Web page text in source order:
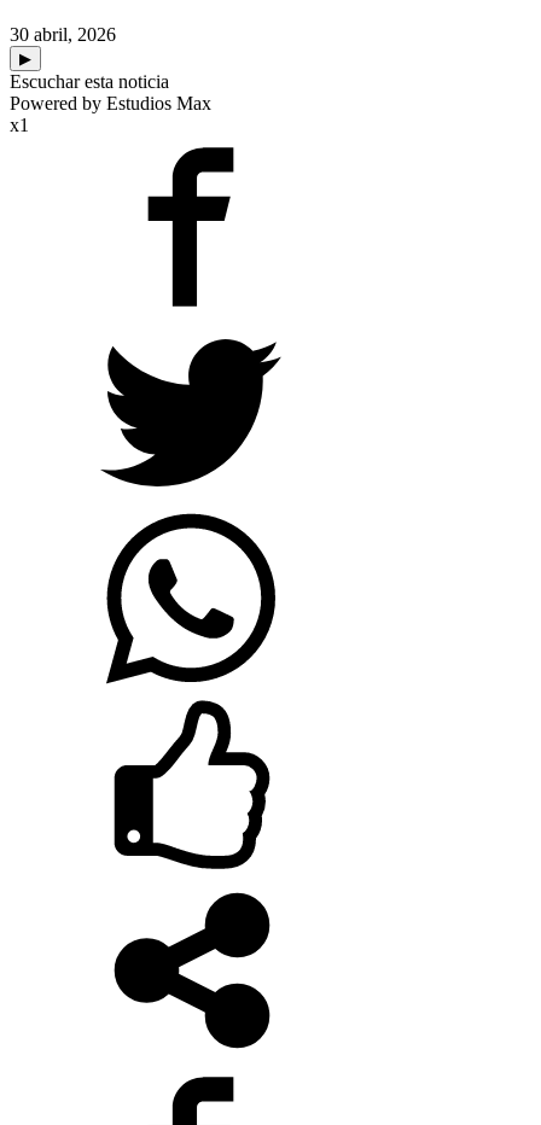
30 abril, 2026
▶
Escuchar esta noticia
Powered by Estudios Max
x1